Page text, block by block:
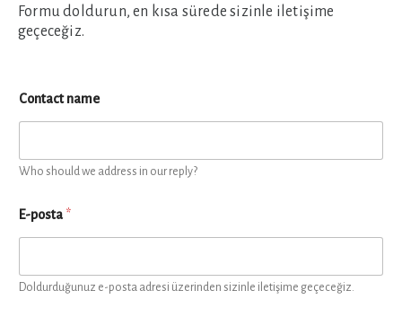
Formu doldurun, en kısa sürede sizinle iletişime
geçeceğiz.
Contact name
Who should we address in our reply?
E-posta *
Doldurduğunuz e-posta adresi üzerinden sizinle iletişime geçeceğiz.